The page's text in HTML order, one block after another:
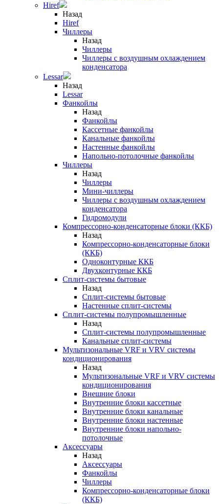
Hiref
Назад
Hiref
Чиллеры
Назад
Чиллеры
Чиллеры с воздушным охлаждением
конденсатора
Lessar
Назад
Lessar
Фанкойлы
Назад
Фанкойлы
Кассетные фанкойлы
Канальные фанкойлы
Настенные фанкойлы
Напольно-потолочные фанкойлы
Чиллеры
Назад
Чиллеры
Мини-чиллеры
Чиллеры с воздушным охлаждением
конденсатора
Гидромодули
Компрессорно-конденсаторные блоки (ККБ)
Назад
Компрессорно-конденсаторные блоки
(ККБ)
Одноконтурные ККБ
Двухконтурные ККБ
Сплит-системы бытовые
Назад
Сплит-системы бытовые
Настенные сплит-системы
Сплит-системы полупромышленные
Назад
Сплит-системы полупромышленные
Канальные сплит-системы
Мультизональные VRF и VRV системы
кондиционирования
Назад
Мультизональные VRF и VRV системы
кондиционирования
Внешние блоки
Внутренние блоки кассетные
Внутренние блоки канальные
Внутренние блоки настенные
Внутренние блоки напольно-
потолочные
Аксессуары
Назад
Аксессуары
Фанкойлы
Чиллеры
Компрессорно-конденсаторные блоки
(ККБ)